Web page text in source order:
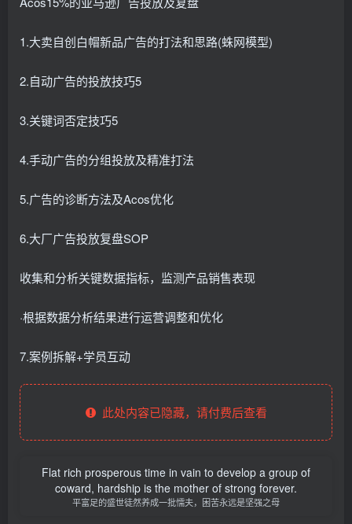
1.大卖自创白帽新品广告的打法和思路(蛛网模型)
2.自动广告的投放技巧5
3.关键词否定技巧5
4.手动广告的分组投放及精准打法
5.广告的诊断方法及Acos优化
6.大厂广告投放复盘SOP
收集和分析关键数据指标，监测产品销售表现
·根据数据分析结果进行运营调整和优化
7.案例拆解+学员互动
此处内容已隐藏，请付费后查看
Flat rich prosperous time in vain to develop a group of
coward, hardship is the mother of strong forever.
平富足的盛世徒然养成一批懦夫，困苦永远是坚强之母